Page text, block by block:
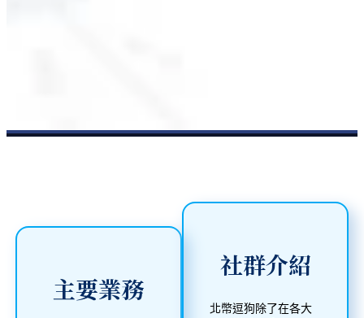
主要業務
社群介紹
北幣逗狗除了在各大